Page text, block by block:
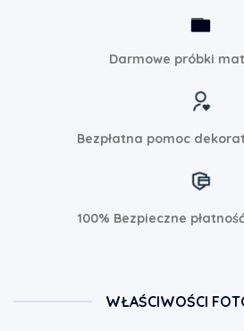
Darmowe próbki
Bezpłatna pomoc
100% Bezpieczne
WŁAŚCIWOŚCI